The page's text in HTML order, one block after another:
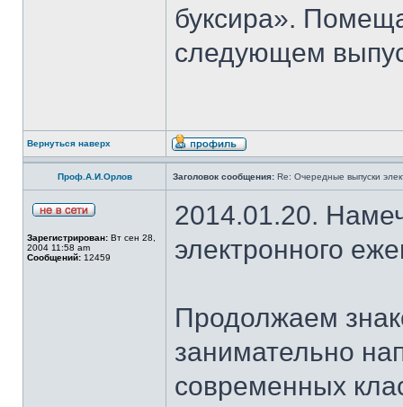
буксира».
следующем
Вернуться наверх
Проф.А.И.Орлов Заголовок сообщения: Re: Очередные выпуски
Зарегистрирован: Вт сен 28,
2004 11:58 am
Сообщений: 12459
2014.01.20.
электронного
Продолжаем
занимательно
современных